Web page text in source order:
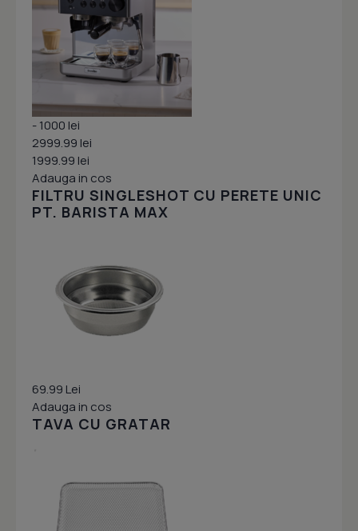
- 1000 lei
2999.99 lei
1999.99 lei
Adauga in cos
FILTRU SINGLESHOT CU PERETE UNIC
PT. BARISTA MAX
69.99 Lei
Adauga in cos
TAVA CU GRATAR